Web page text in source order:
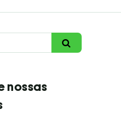
nossas